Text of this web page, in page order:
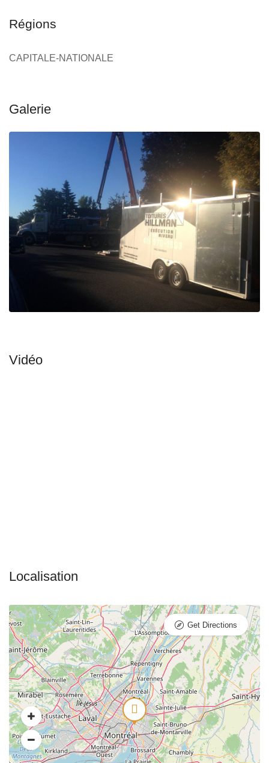
Régions
CAPITALE-NATIONALE
Get Directions